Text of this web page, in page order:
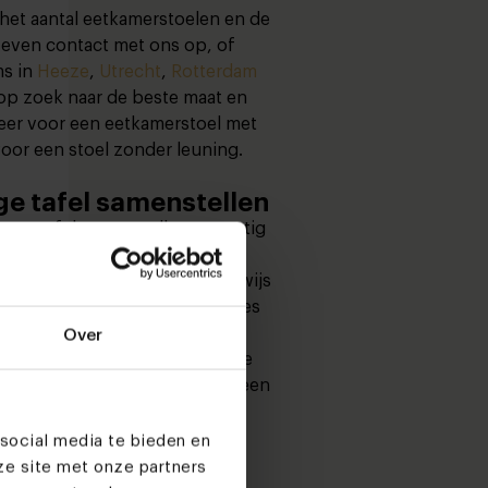
Over
media te bieden en
site met onze partners
aantal eetkamerstoelen en de
even contact met ons op, of
in Heeze, Utrecht, Rotterdam
zoek naar de beste maat en
voor een eetkamerstoel met
een stoel zonder leuning.
tafel samenstellen
eettafel samenstellen en rustig
hebt? Neem dan eens een
en 2D configurator. Stapsgewijs
zie je per stap wat er precies
je in onze showrooms
experts staan klaar om je
onze showrooms hoef je geen